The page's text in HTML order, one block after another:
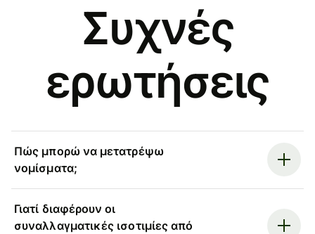
Συχνές
ερωτήσεις
Πώς μπορώ να μετατρέψω
νομίσματα;
Γιατί διαφέρουν οι
συναλλαγματικές ισοτιμίες από